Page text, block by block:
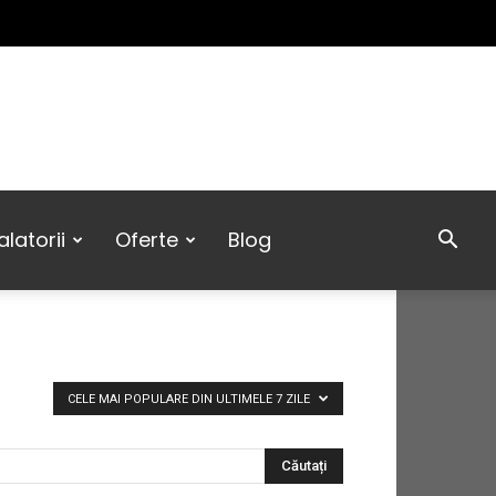
Oferte Blog
CELE MAI POPULARE DIN ULTIMELE 7 ZILE